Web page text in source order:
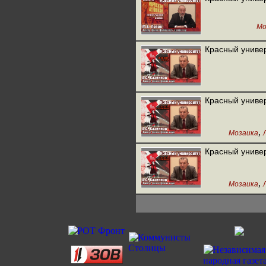
Красный
Красный
Мозаика,
Красный
Мозаика,